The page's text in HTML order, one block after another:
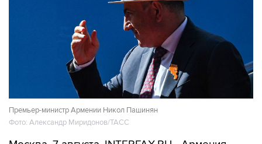
Премьер-министр Армении Никол Пашинян
Фото: Александр Миридонов/ТАСС